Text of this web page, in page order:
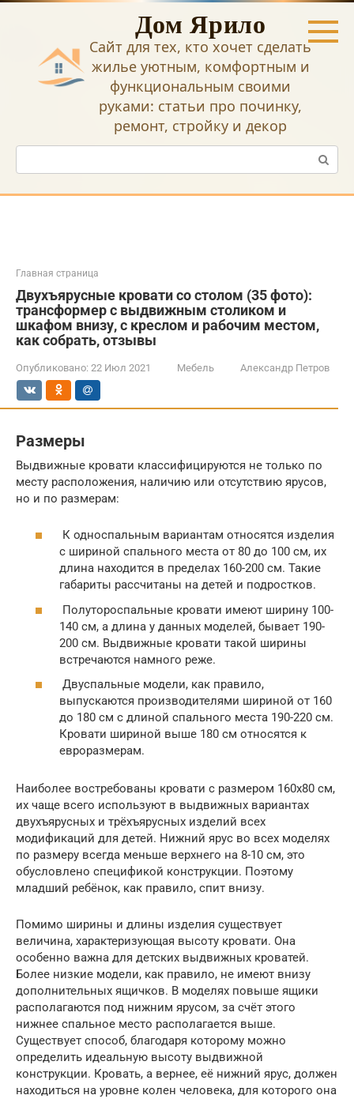
Перейти
Дом Ярило
Сайт для тех, кто хочет сделать
жилье уютным, комфортным и
функциональным своими
руками: статьи про починку,
ремонт, стройку и декор
Поиск:
Главная страница
Двухъярусные кровати со столом (35 фото):
трансформер с выдвижным столиком и
шкафом внизу, с креслом и рабочим местом,
как собрать, отзывы
Опубликовано: 22 Июл 2021 Мебель Александр Петров
Размеры
Выдвижные кровати классифицируются не только по
месту расположения, наличию или отсутствию ярусов,
но и по размерам:
К односпальным вариантам относятся изделия
с шириной спального места от 80 до 100 см, их
длина находится в пределах 160-200 см. Такие
габариты рассчитаны на детей и подростков.
Полутороспальные кровати имеют ширину 100-
140 см, а длина у данных моделей, бывает 190-
200 см. Выдвижные кровати такой ширины
встречаются намного реже.
Двуспальные модели, как правило,
выпускаются производителями шириной от 160
до 180 см с длиной спального места 190-220 см.
Кровати шириной выше 180 см относятся к
евроразмерам.
Наиболее востребованы кровати с размером 160х80 см,
их чаще всего используют в выдвижных вариантах
двухъярусных и трёхъярусных изделий всех
модификаций для детей. Нижний ярус во всех моделях
по размеру всегда меньше верхнего на 8-10 см, это
обусловлено спецификой конструкции. Поэтому
младший ребёнок, как правило, спит внизу.
Помимо ширины и длины изделия существует
величина, характеризующая высоту кровати. Она
особенно важна для детских выдвижных кроватей.
Более низкие модели, как правило, не имеют внизу
дополнительных ящичков. В моделях повыше ящики
располагаются под нижним ярусом, за счёт этого
нижнее спальное место располагается выше.
Существует способ, благодаря которому можно
определить идеальную высоту выдвижной
конструкции. Кровать, а вернее, её нижний ярус, должен
находиться на уровне колен человека, для которого она